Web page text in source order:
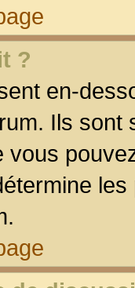
?
en-
Ils
vous